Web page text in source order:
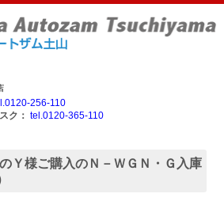
256-110
ク： tel.0120-365-110
Ｙ様ご購入のＮ－ＷＧＮ・Ｇ入庫